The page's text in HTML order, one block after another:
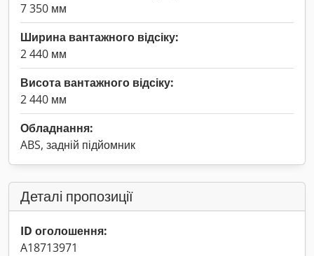
7 350 мм
Ширина вантажного відсіку:
2 440 мм
Висота вантажного відсіку:
2 440 мм
Обладнання:
ABS, задній підйомник
Деталі пропозиції
ID оголошення:
A18713971